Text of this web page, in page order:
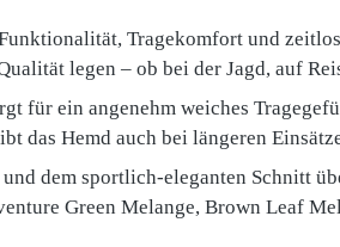
Tragekomfort und
legen – ob bei der Jagd, auf
für ein angenehm weiches
das Hemd auch bei längeren
dem sportlich-eleganten Schnitt
Green Melange, Brown Leaf